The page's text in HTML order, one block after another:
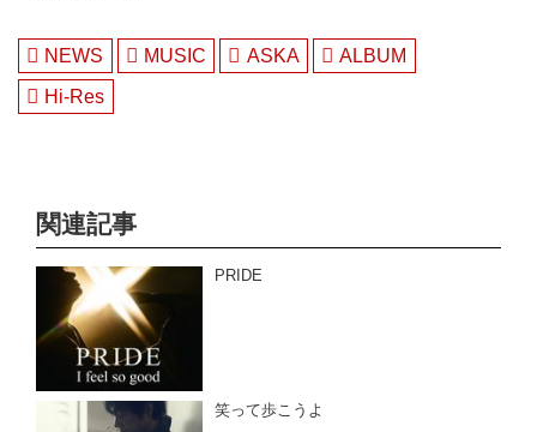
NEWS MUSIC ASKA
ALBUM
Hi-Res
関連記事
PRIDE
笑って歩こうよ